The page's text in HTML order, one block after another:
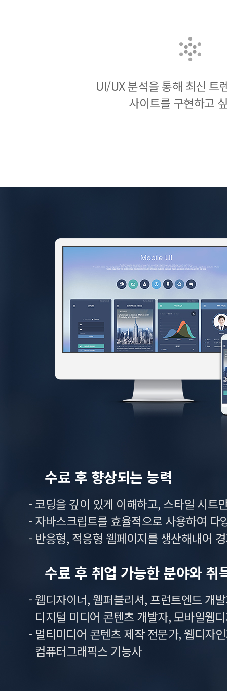
UI/UX 분석을 통해 최신 트
사이트를 구현하고
수료 후 향상되는 능력
- 코딩을 깊이 있게 이해하고, 스타일 시트
- 자바스크립트를 효율적으로 사용하여 다
- 반응형, 적응형 웹페이지를 생산해내어
수료 후 취업 가능한 분야와 취
- 웹디자이너, 웹퍼블리셔, 프런트엔드 개
디지털 미디어 콘텐츠 개발자, 모바일웹
- 멀티미디어 콘텐츠 제작 전문가, 웹디자
컴퓨터그래픽스 기능사